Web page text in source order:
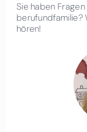
Sie haben
berufundfamilie?
hören!